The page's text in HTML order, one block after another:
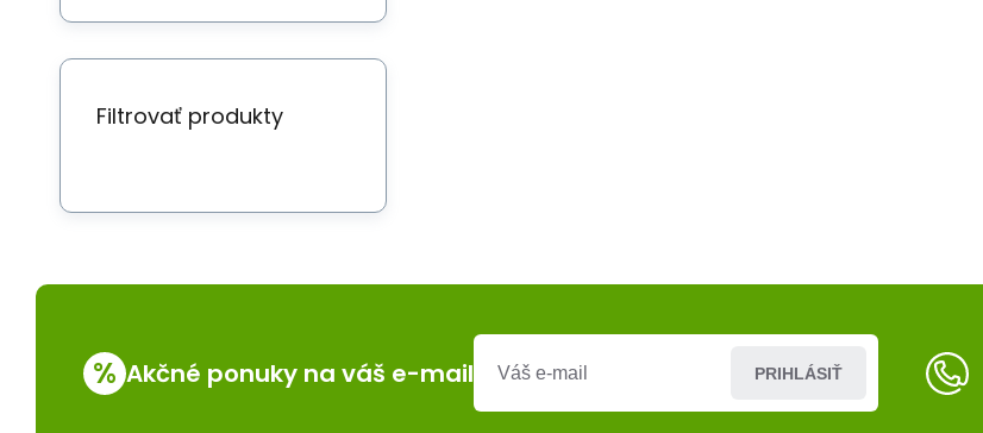
Filtrovať produkty
% Akčné ponuky na váš e-mail PRIHLÁSIŤ